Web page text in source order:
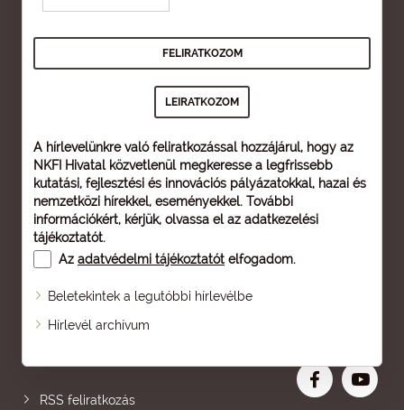
A hírlevelünkre való feliratkozással hozzájárul, hogy az
NKFI Hivatal közvetlenül megkeresse a legfrissebb
kutatási, fejlesztési és innovációs pályázatokkal, hazai és
nemzetközi hírekkel, eseményekkel. További
információkért, kérjük, olvassa el az adatkezelési
tájékoztatót.
Az adatvédelmi tájékoztatót elfogadom.
Beletekintek a legutóbbi hírlevélbe
Hírlevél archívum
Oldaltérkép
RSS feliratkozás